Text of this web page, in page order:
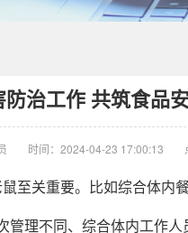
治工作 共筑食品
时间：2024-04-23 17:00:13
至关重要。比如综合体内
理不同、综合体内工作